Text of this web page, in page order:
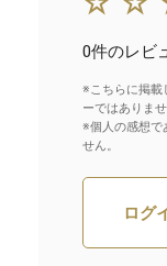
0件のレビ
※こちらに掲載
ーではありませ
※個人の感想で
せん。
ログ